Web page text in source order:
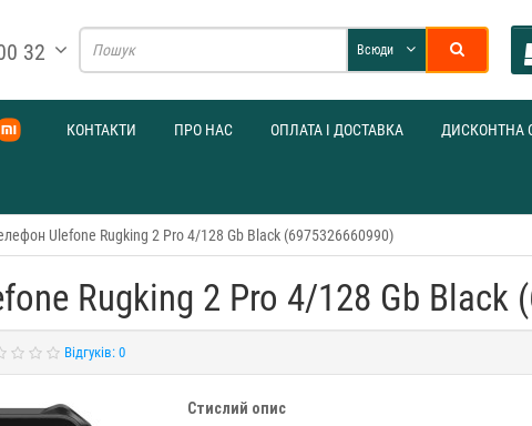
32 Всюди
КОНТАКТИ ПРО НАС ОПЛАТА І ДОСТАВКА ДИСКОНТНА
Ulefone Rugking 2 Pro 4/128 Gb Black (6975326660990)
Rugking 2 Pro 4/128 Gb Black
Відгуків: 0
Стислий опис